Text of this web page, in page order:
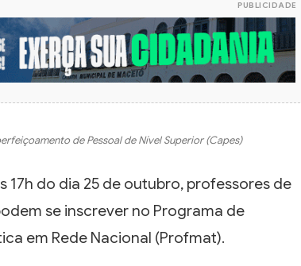
PUBLICIDADE
de Pessoal de Nível Superior (Capes)
do dia 25 de outubro, professores de
se inscrever no Programa de
em Rede Nacional (Profmat).